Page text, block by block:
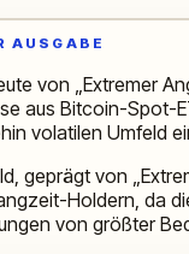
AUSGABE
von „Extremer
aus Bitcoin-Spot-
volatilen Umfeld
geprägt von
Holdern, da
von größter